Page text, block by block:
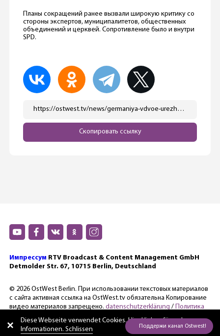
Планы сокращений ранее вызвали широкую критику со
стороны экспертов, муниципалитетов, общественных
объединений и церквей. Сопротивление было и внутри
SPD.
https://ostwest.tv/news/germaniya-vdvoe-urezhet-finansirovanie-integracionnyh-kursov/
Скопировать ссылку
Импрессум RTV Broadcast & Content Management GmbH
Detmolder Str. 67, 10715 Berlin, Deutschland
© 2026 OstWest Berlin. При использовании текстовых материалов
с сайта активная ссылка на OstWest.tv обязательна Копирование
видео материалов запрещено. datenschutzerklärung / Политика
Diese Webseite verwendet Cookies. Hierklicken für mehr
Informationen. Schlissen